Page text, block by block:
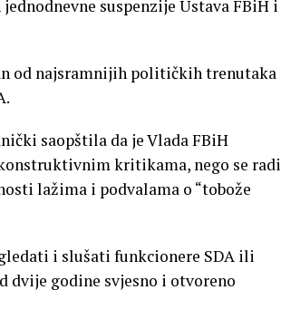
suspenzije Ustava FBiH i
od najsramnijih političkih trenutaka
saopštila da je Vlada FBiH
kritikama, nego se radi
lažima i podvalama o “tobože
i slušati funkcionere SDA ili
dvije godine svjesno i otvoreno